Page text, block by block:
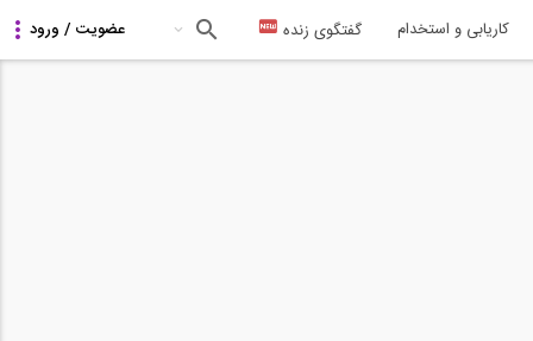
کاریابی و استخدام گفتگوی زنده